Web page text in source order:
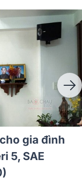
200 triệu
F1 Model